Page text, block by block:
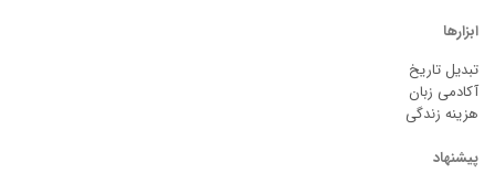
ابزارها
تبدیل تاریخ
آکادمی زبان
هزینه زندگی
پیشنهاد